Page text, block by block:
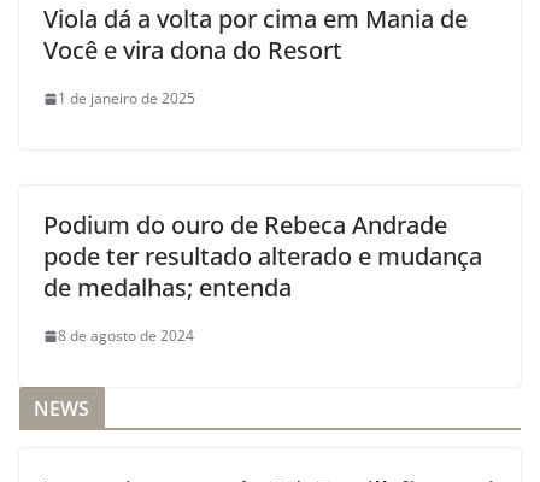
Viola dá a volta por cima em Mania de
Você e vira dona do Resort
1 de janeiro de 2025
Podium do ouro de Rebeca Andrade
pode ter resultado alterado e mudança
de medalhas; entenda
8 de agosto de 2024
NEWS